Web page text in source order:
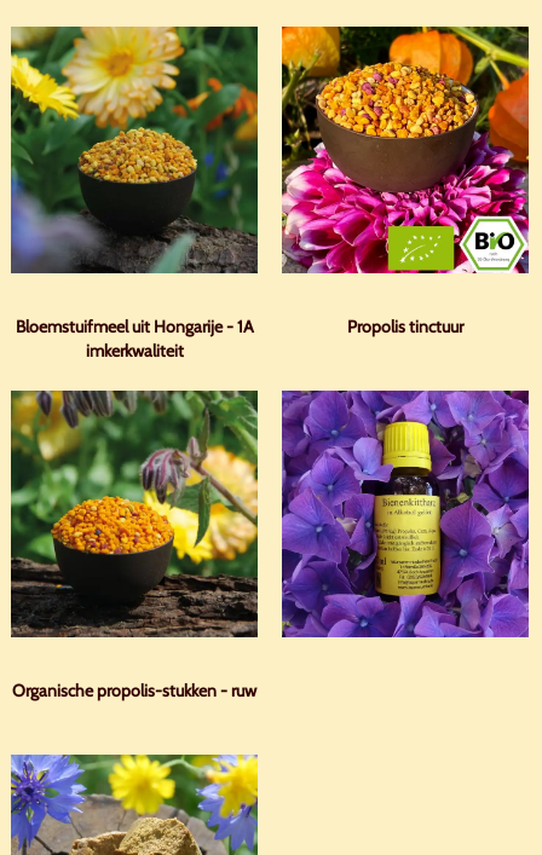
Bloemstuifmeel uit Hongarije - 1A
imkerkwaliteit
Propolis tinctuur
Organische propolis-stukken - ruw